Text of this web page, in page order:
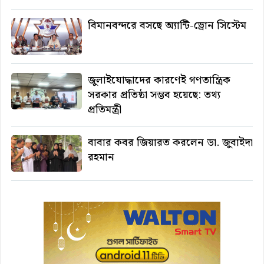
বিমানবন্দরে বসছে অ্যান্টি-ড্রোন সিস্টেম
জুলাইযোদ্ধাদের কারণেই গণতান্ত্রিক
সরকার প্রতিষ্ঠা সম্ভব হয়েছে: তথ্য
প্রতিমন্ত্রী
বাবার কবর জিয়ারত করলেন ডা. জুবাইদা
রহমান